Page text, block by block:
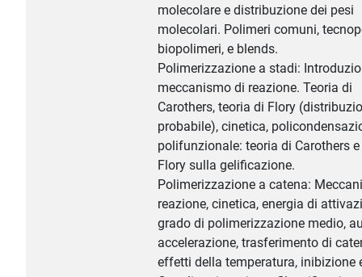
molecolare e distribuzione dei pesi
molecolari. Polimeri comuni,
biopolimeri, e blends.
Polimerizzazione a stadi:
meccanismo di reazione. Teoria di
Carothers, teoria di Flory
probabile), cinetica,
polifunzionale: teoria di Carothers
Flory sulla gelificazione.
Polimerizzazione a catena:
reazione, cinetica, energia di
grado di polimerizzazione medio,
accelerazione, trasferimento di
effetti della temperatura, inibizione